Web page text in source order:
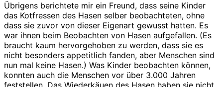
Übrigens berichtete mir ein Freund, dass seine Kinder
das Kotfressen des Hasen selber beobachteten, ohne
dass sie zuvor von dieser Eigenart gewusst hatten. Es
war ihnen beim Beobachten von Hasen aufgefallen. (Es
braucht kaum hervorgehoben zu werden, dass sie es
nicht besonders appetitlich fanden, aber Menschen sind
nun mal keine Hasen.) Was Kinder beobachten können,
konnten auch die Menschen vor über 3.000 Jahren